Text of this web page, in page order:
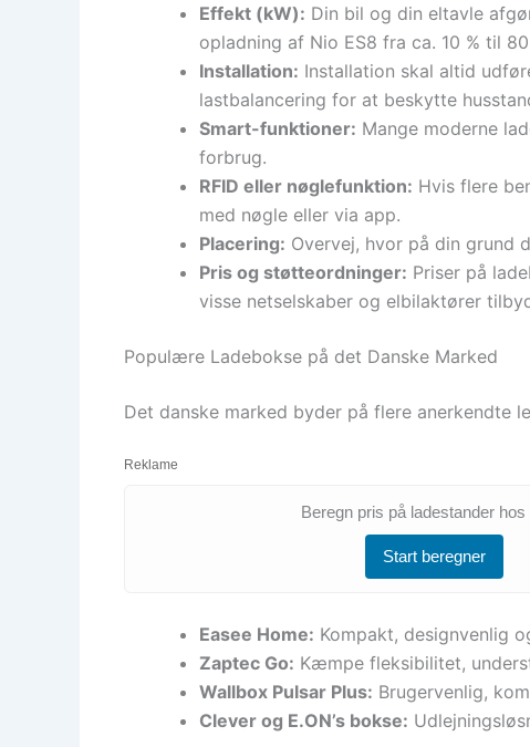
Effekt (kW): Din bil og din eltavle
opladning af Nio ES8 fra ca. 10 % til
Installation: Installation skal altid
lastbalancering for at beskytte
Smart-funktioner: Mange moderne
forbrug.
RFID eller nøglefunktion: Hvis flere
med nøgle eller via app.
Placering: Overvej, hvor på din grund
Pris og støtteordninger: Priser på
visse netselskaber og elbilaktører
Populære Ladebokse på det Danske Marked
Det danske marked byder på flere anerkendte
Reklame
Beregn pris på ladestander hos
Start beregner
Easee Home: Kompakt, designvenlig
Zaptec Go: Kæmpe fleksibilitet,
Wallbox Pulsar Plus: Brugervenlig,
Clever og E.ON’s bokse: